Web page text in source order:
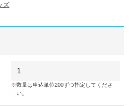
ズ
数量は申込単位200ずつ指定してくださ
い。